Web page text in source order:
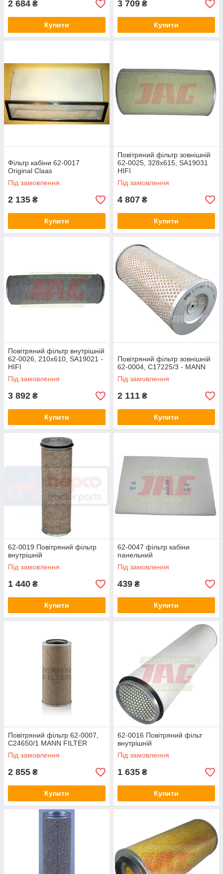
2 684 ₴
Купити
3 709 ₴
Купити
Фільтр кабіни 62-0017
Original Claas
Під замовлення
2 135 ₴
Купити
Повітряний фільтр зовнішній
62-0025, 328x615, SA19031
HIFI
Під замовлення
4 807 ₴
Купити
Повітряний фільтр внутрішній
62-0026, 210x610, SA19021 -
HIFI
Під замовлення
3 892 ₴
Купити
Повітряний фільтр зовнішній
62-0004, C17225/3 - MANN
Під замовлення
2 111 ₴
Купити
62-0019 Повітряний фільтр
внутрішній
Під замовлення
1 440 ₴
Купити
62-0047 фільтр кабіни
панельний
Під замовлення
439 ₴
Купити
Повітряний фільтр 62-0007,
C24650/1 MANN FILTER
Під замовлення
2 855 ₴
Купити
62-0016 Повітряний фільт
внутрішній
Під замовлення
1 635 ₴
Купити